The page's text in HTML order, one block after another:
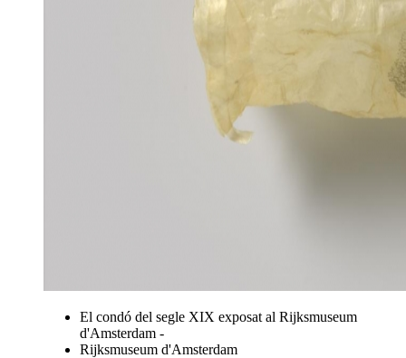
El condó del segle XIX exposat al Rijksmuseum
d'Amsterdam -
Rijksmuseum d'Amsterdam